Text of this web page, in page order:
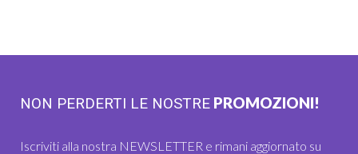
NON PERDERTI LE NOSTRE PROMOZIONI!
Iscriviti alla nostra NEWSLETTER e rimani aggiornato su